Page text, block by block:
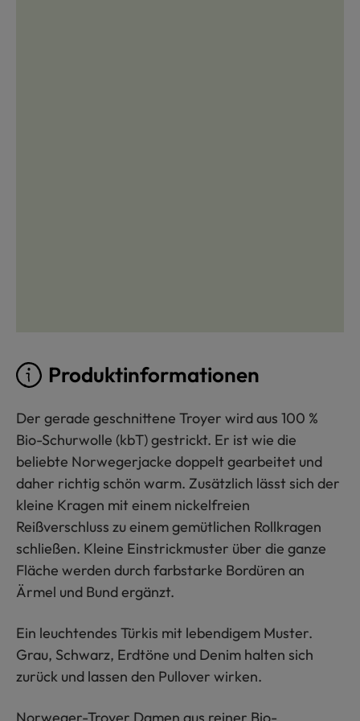
Produktinformationen
Der gerade geschnittene Troyer wird aus 100 %
Bio-Schurwolle (kbT) gestrickt. Er ist wie die
beliebte Norwegerjacke doppelt gearbeitet und
daher richtig schön warm. Zusätzlich lässt sich der
kleine Kragen mit einem nickelfreien
Reißverschluss zu einem gemütlichen Rollkragen
schließen. Kleine Einstrickmuster über die ganze
Fläche werden durch farbstarke Bordüren an
Ärmel und Bund ergänzt.
Ein leuchtendes Türkis mit lebendigem Muster.
Grau, Schwarz, Erdtöne und Denim halten sich
zurück und lassen den Pullover wirken.